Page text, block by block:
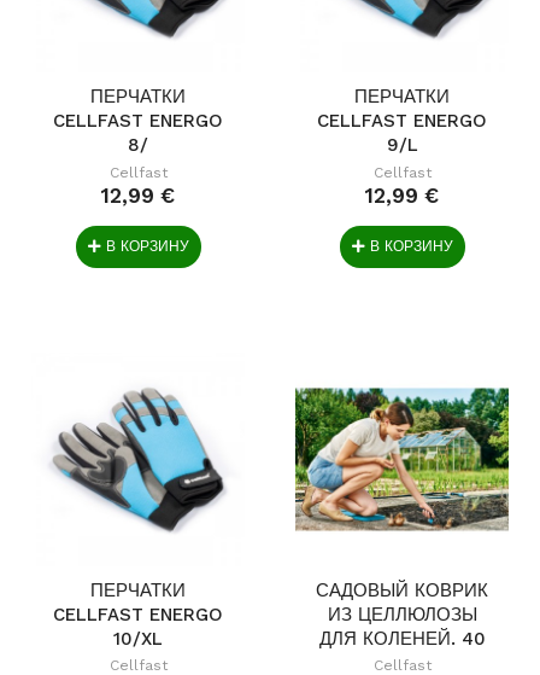
ПЕРЧАТКИ
CELLFAST ENERGO
8/
Cellfast
12,99 €
В КОРЗИНУ
ПЕРЧАТКИ
CELLFAST ENERGO
9/L
Cellfast
12,99 €
В КОРЗИНУ
ПЕРЧАТКИ
CELLFAST ENERGO
10/XL
Cellfast
САДОВЫЙ КОВРИК
ИЗ ЦЕЛЛЮЛОЗЫ
ДЛЯ КОЛЕНЕЙ. 40
СМ...
Cellfast